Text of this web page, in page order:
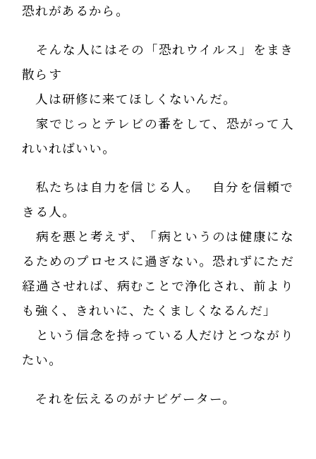
恐れがあるから。
そんな人にはその「恐れウイルス」をまき
散らす
人は研修に来てほしくないんだ。
家でじっとテレビの番をして、恐がって入
れいればいい。
私たちは自力を信じる人。 自分を信頼で
きる人。
病を悪と考えず、「病というのは健康にな
るためのプロセスに過ぎない。恐れずにただ
経過させれば、病むことで浄化され、前より
も強く、きれいに、たくましくなるんだ」
という信念を持っている人だけとつながり
たい。
それを伝えるのがナビゲーター。